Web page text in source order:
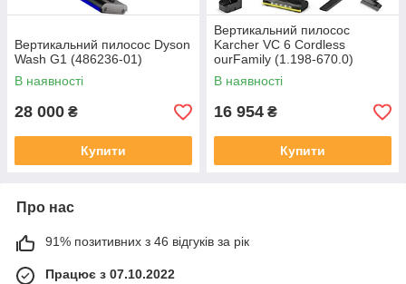
Вертикальний пилосос Dyson
Wash G1 (486236-01)
В наявності
28 000 ₴
Купити
Вертикальний пилосос
Karcher VC 6 Cordless
ourFamily (1.198-670.0)
В наявності
16 954 ₴
Купити
Про нас
91% позитивних з 46 відгуків за рік
Працює з 07.10.2022